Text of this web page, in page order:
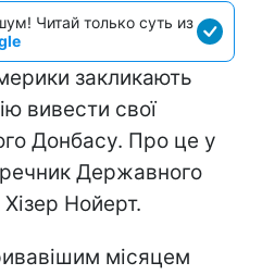
Читай только суть из
закликають
вивести свої
Донбасу. Про це у
Державного
Нойерт.
місяцем